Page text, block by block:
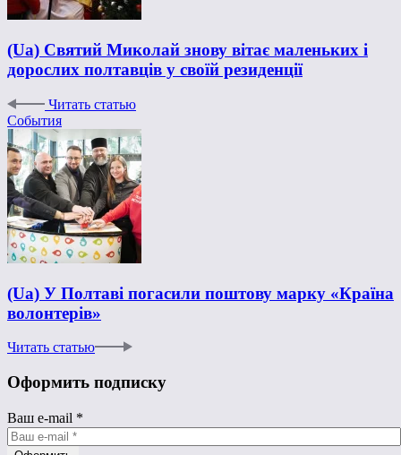
(Ua) Святий Миколай знову вітає маленьких і
дорослих полтавців у своїй резиденції
Читать статью
События
(Ua) У Полтаві погасили поштову марку «Країна
волонтерів»
Читать статью
Оформить подписку
Ваш e-mail *